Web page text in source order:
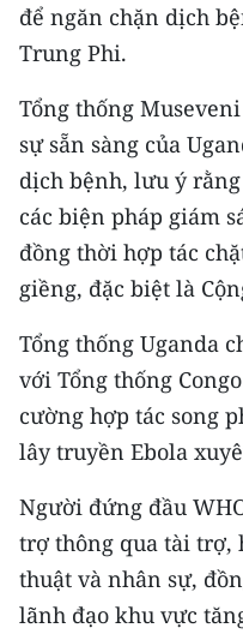
Media Y tế
Media Môi trường
Ảnh
Infographic
TIN ĐỊA PHƯƠNG
Trung du và miền núi
Bắc Trung Bộ
Duyên hải Nam
Nguyên
để ngăn chặn dịch
Trung Phi.
Tổng thống
sự sẵn sàng của
dịch bệnh, lưu ý
các biện pháp giám
đồng thời hợp tác
giềng, đặc biệt là
Tổng thống Uganda
với Tổng thống
cường hợp tác song
lây truyền Ebola
Người đứng đầu
trợ thông qua tài trợ,
thuật và nhân sự,
lãnh đạo khu vực